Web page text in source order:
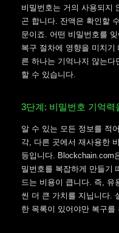
비밀번호는 거의 사용되지
곤 합니다. 잔액은 확인할
문이죠. 어떤 비밀번호를
복구 절차에 영향을 미치
른 하나는 기억나지 않는다
할 수 있습니다.
3단계: 비밀번호 기억력
알 수 있는 모든 정보를 적
각, 다른 곳에서 재사용한
등입니다. Blockchain.com
밀번호를 복잡하게 만들기
드는 비용이 큽니다. 즉, 유
씬 더 큰 가치를 지닙니다.
한 목록이 있어야만 복구를